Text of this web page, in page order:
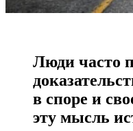
Люди часто
в споре и
эту мысль